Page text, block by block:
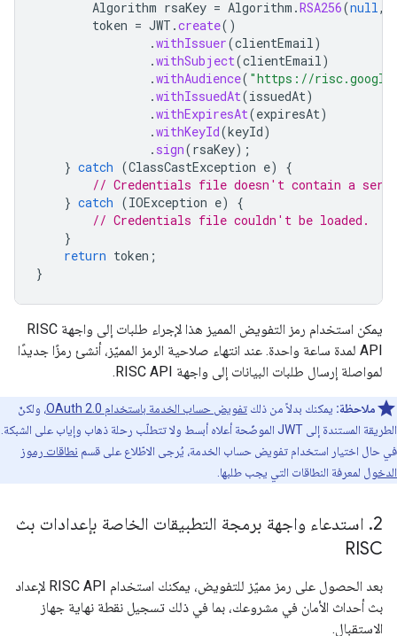
Algorithm rsaKey = Algorithm .RSA256(null,
token = JWT .create()
.withIssuer(clientEmail)
.withSubject(clientEmail)
.withAudience( "https://
.withIssuedAt(issuedAt)
.withExpiresAt(expiresAt)
.withKeyId(keyId)
. sign(rsaKey);
} catch (ClassCastException e)
{
// Credentials file doesn't contain a
} catch (IOException e)
{
// Credentials file couldn't be loaded.
}
return token ;
}
يمكن استخدام رمز التفويض المميز هذا لإجراء طلبات إلى واجهة RISC
API لمدة ساعة واحدة. عند انتهاء صلاحية الرمز المميّز، أنشئ رمزًا جديدًا
لمواصلة إرسال طلبات البيانات إلى واجهة RISC API.
ملاحظة: يمكنك بدلاً من ذلك تفويض حساب الخدمة باستخدام OAuth 2.0
، ولكنّ
الطريقة المستندة إلى JWT الموضّحة أعلاه أبسط ولا تتطلّب رحلة ذهاب وإياب على الشبكة.
في حال اختيار استخدام تفويض حساب الخدمة، يُرجى الاطّلاع على قسم نطاقات رموز
الدخول لمعرفة النطاقات التي يجب طلبها.
2
. استدعاء واجهة برمجة التطبيقات الخاصة بإعدادات بث
RISC
بعد الحصول على رمز مميّز للتفويض، يمكنك استخدام RISC API لإعداد
بث أحداث الأمان في مشروعك، بما في ذلك تسجيل نقطة نهاية جهاز
الاستقبال.